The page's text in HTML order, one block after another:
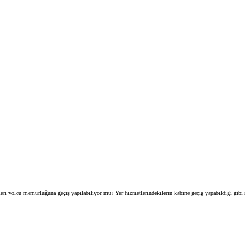
yolcu memurluğuna geçiş yapılabiliyor mu? Yer hizmetlerindekilerin kabine geçiş yapabildiği gibi?